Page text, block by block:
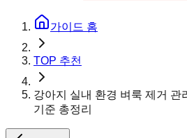
가이드 홈
TOP 추천
강아지 실내 환경 벼룩 제거 관
기준 총정리